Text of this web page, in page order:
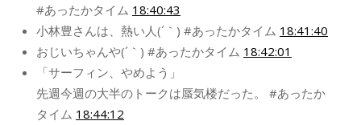
#あったかタイム 18:40:43
小林豊さんは、熱い人(´｀) #あったかタイム 18:41:40
おじいちゃんや(´｀) #あったかタイム 18:42:01
「サーフィン、やめよう」
先週今週の大半のトークは蜃気楼だった。 #あったか
タイム 18:44:12